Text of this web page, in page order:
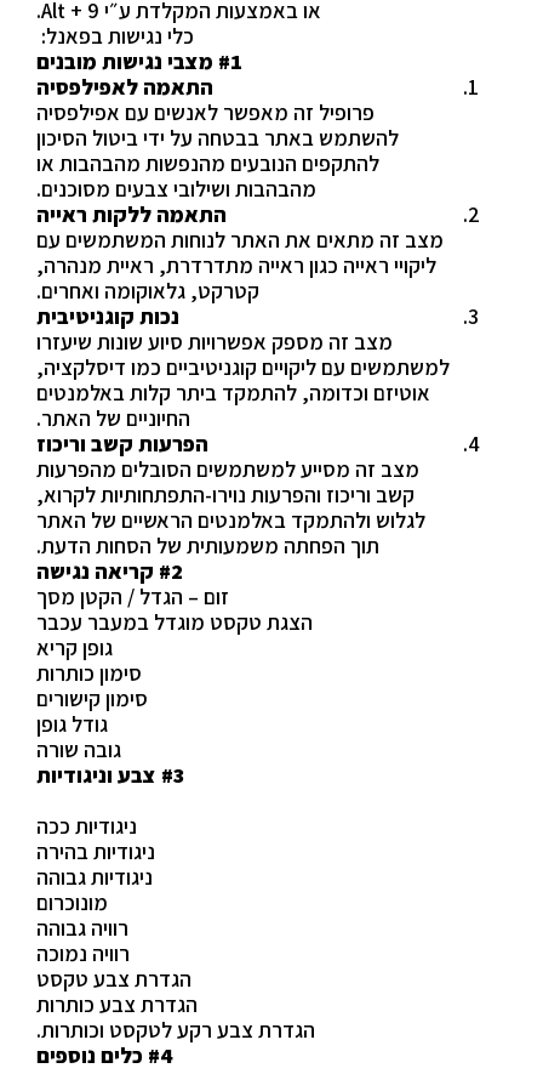
או באמצעות המקלדת ע״י Alt + 9.
כלי נגישות בפאנל:
#1 מצבי נגישות מובנים
התאמה לאפילפסיה
פרופיל זה מאפשר לאנשים עם אפילפסיה
להשתמש באתר בבטחה על ידי ביטול הסיכון
להתקפים הנובעים מהנפשות מהבהבות או
מהבהבות ושילובי צבעים מסוכנים.
התאמה ללקות ראייה
מצב זה מתאים את האתר לנוחות המשתמשים עם
ליקויי ראייה כגון ראייה מתדרדרת, ראיית מנהרה,
קטרקט, גלאוקומה ואחרים.
נכות קוגניטיבית
מצב זה מספק אפשרויות סיוע שונות שיעזרו
למשתמשים עם ליקויים קוגניטיביים כמו דיסלקציה,
אוטיזם וכדומה, להתמקד ביתר קלות באלמנטים
החיוניים של האתר.
הפרעות קשב וריכוז
מצב זה מסייע למשתמשים הסובלים מהפרעות
קשב וריכוז והפרעות נוירו-התפתחותיות לקרוא,
לגלוש ולהתמקד באלמנטים הראשיים של האתר
תוך הפחתה משמעותית של הסחות הדעת.
#2 קריאה נגישה
זום – הגדל / הקטן מסך
הצגת טקסט מוגדל במעבר עכבר
גופן קריא
סימון כותרות
סימון קישורים
גודל גופן
גובה שורה
#3 צבע וניגודיות
ניגודיות ככה
ניגודיות בהירה
ניגודיות גבוהה
מונוכרום
רוויה גבוהה
רוויה נמוכה
הגדרת צבע טקסט
הגדרת צבע כותרות
הגדרת צבע רקע לטקסט וכותרות.
#4 כלים נוספים